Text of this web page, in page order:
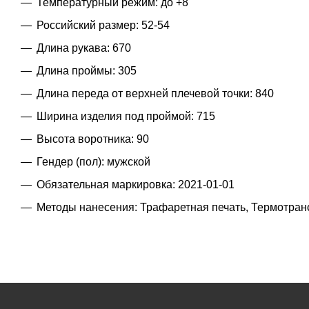
Температурный режим: до +8
Российский размер: 52-54
Длина рукава: 670
Длина проймы: 305
Длина переда от верхней плечевой точки: 840
Ширина изделия под проймой: 715
Высота воротника: 90
Гендер (пол): мужской
Обязательная маркировка: 2021-01-01
Методы нанесения: Трафаретная печать,